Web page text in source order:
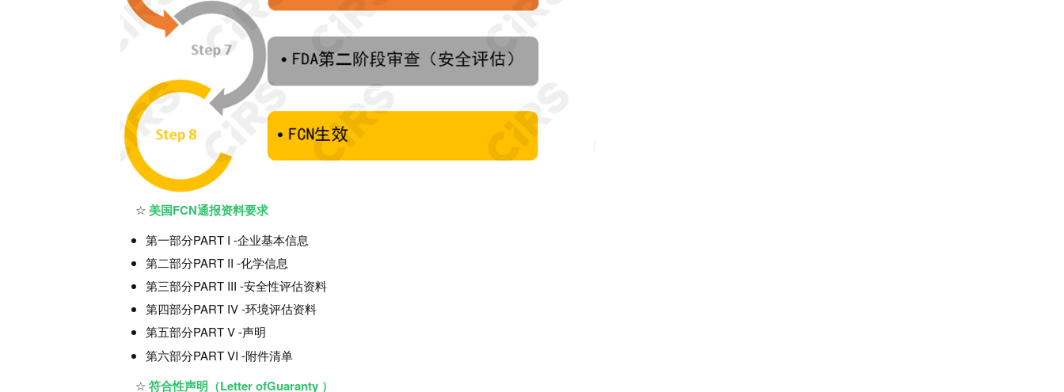
美国FCN通报资料要求
第一部分PART I -企业基本信息
第二部分PART II -化学信息
第三部分PART III -安全性评估资料
第四部分PART IV -环境评估资料
第五部分PART V -声明
第六部分PART VI -附件清单
符合性声明（Letter ofGuaranty ）